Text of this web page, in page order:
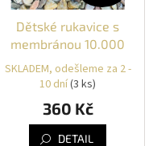
Dětské rukavice s
membránou 10.000
H2O NEON RŮŽOVÁ
SKLADEM, odešleme za 2 -
10 dní(3 ks)
360 Kč
DETAIL